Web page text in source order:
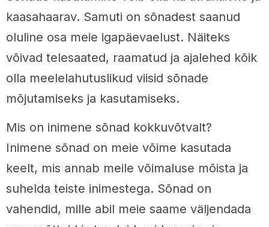
kaasahaarav. Samuti on sõnadest saanud
oluline osa meie igapäevaelust. Näiteks
võivad telesaated, raamatud ja ajalehed kõik
olla meelelahutuslikud viisid sõnade
mõjutamiseks ja kasutamiseks.
Mis on inimene sõnad kokkuvõtvalt?
Inimene sõnad on meie võime kasutada
keelt, mis annab meile võimaluse mõista ja
suhelda teiste inimestega. Sõnad on
vahendid, mille abil meie saame väljendada